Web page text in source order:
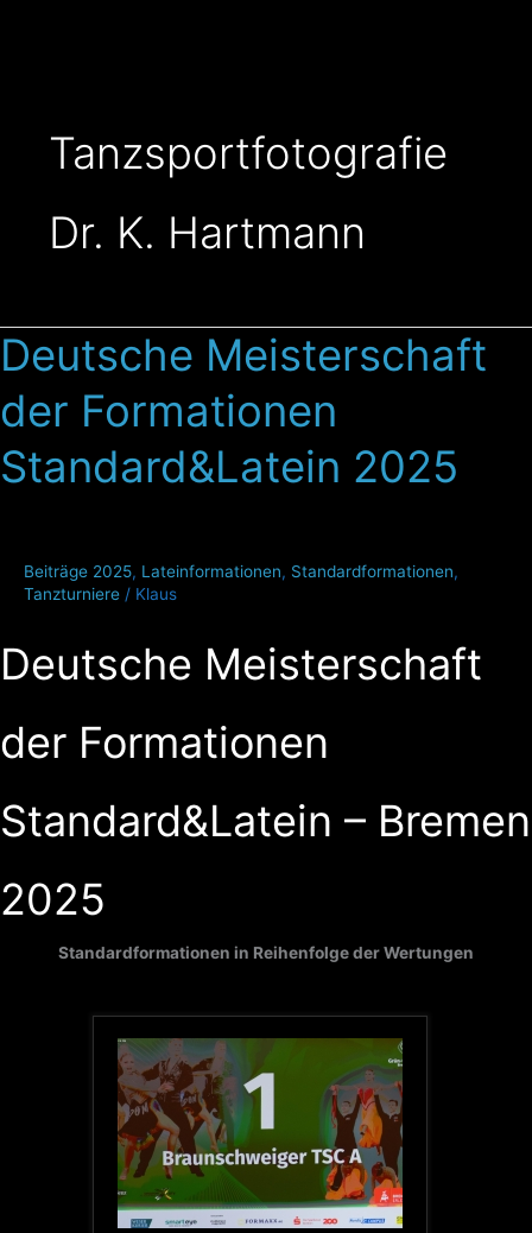
Tanzsportfotografie
Dr. K. Hartmann
Deutsche Meisterschaft
der Formationen
Standard&Latein 2025
Beiträge 2025, Lateinformationen, Standardformationen,
Tanzturniere / Klaus
Deutsche Meisterschaft
der Formationen
Standard&Latein – Bremen
2025
Standardformationen in Reihenfolge der Wertungen
Deutsche
Meisterschaft
der
Formationen
Standard&Latein
2025